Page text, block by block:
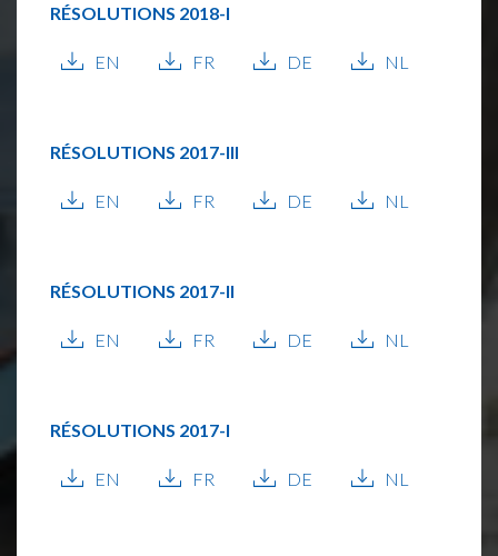
RÉSOLUTIONS 2018-I
EN FR DE NL
RÉSOLUTIONS 2017-III
EN FR DE NL
RÉSOLUTIONS 2017-II
EN FR DE NL
RÉSOLUTIONS 2017-I
EN FR DE NL